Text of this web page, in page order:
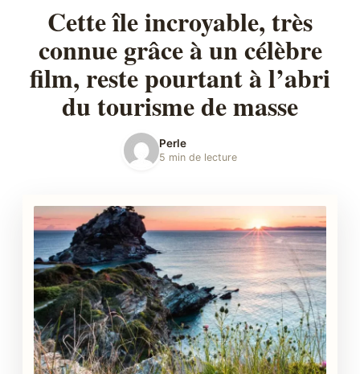
Cette île incroyable, très
connue grâce à un célèbre
film, reste pourtant à l’abri
du tourisme de masse
Perle
5 min de lecture